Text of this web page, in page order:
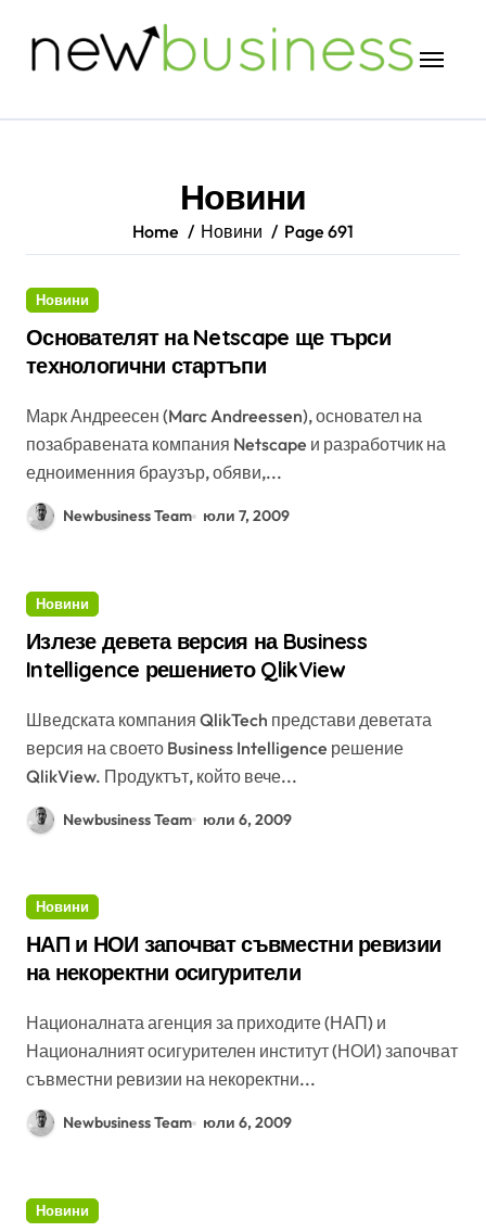
Новини
Home Новини Page 691
Новини
Основателят на Netscape ще търси
технологични стартъпи
Марк Андреесен (Marc Andreessen), основател на
позабравената компания Netscape и разработчик на
едноименния браузър, обяви,...
Newbusiness Team юли 7, 2009
Новини
Излезе девета версия на Business
Intelligence решението QlikView
Шведската компания QlikTech представи деветата
версия на своето Business Intelligence решение
QlikView. Продуктът, който вече...
Newbusiness Team юли 6, 2009
Новини
НАП и НОИ започват съвместни ревизии
на некоректни осигурители
Националната агенция за приходите (НАП) и
Националният осигурителен институт (НОИ) започват
съвместни ревизии на некоректни...
Newbusiness Team юли 6, 2009
Новини